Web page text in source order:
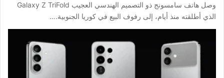
وصل هاتف سامسونج ذو التصميم الهندسي العجيب Galaxy Z TriFold
الذي أطلقته منذ أيام، إلى رفوف البيع في كوريا الجنوبية.…